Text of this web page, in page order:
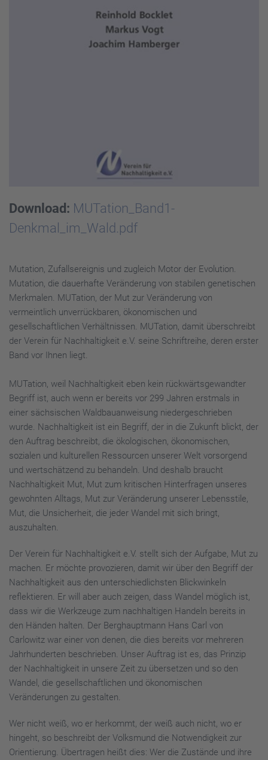
Download: MUTation_Band1-
Denkmal_im_Wald.pdf
Mutation, Zufallsereignis und zugleich Motor der Evolution.
Mutation, die dauerhafte Veränderung von stabilen genetischen
Merkmalen. MUTation, der Mut zur Veränderung von
vermeintlich unverrückbaren, ökonomischen und
gesellschaftlichen Verhältnissen. MUTation, damit überschreibt
der Verein für Nachhaltigkeit e.V. seine Schriftreihe, deren erster
Band vor Ihnen liegt.
MUTation, weil Nachhaltigkeit eben kein rückwärtsgewandter
Begriff ist, auch wenn er bereits vor 299 Jahren erstmals in
einer sächsischen Waldbauanweisung niedergeschrieben
wurde. Nachhaltigkeit ist ein Begriff, der in die Zukunft blickt, der
den Auftrag beschreibt, die ökologischen, ökonomischen,
sozialen und kulturellen Ressourcen unserer Welt vorsorgend
und wertschätzend zu behandeln. Und deshalb braucht
Nachhaltigkeit Mut, Mut zum kritischen Hinterfragen unseres
gewohnten Alltags, Mut zur Veränderung unserer Lebensstile,
Mut, die Unsicherheit, die jeder Wandel mit sich bringt,
auszuhalten.
Der Verein für Nachhaltigkeit e.V. stellt sich der Aufgabe, Mut zu
machen. Er möchte provozieren, damit wir über den Begriff der
Nachhaltigkeit aus den unterschiedlichsten Blickwinkeln
reflektieren. Er will aber auch zeigen, dass Wandel möglich ist,
dass wir die Werkzeuge zum nachhaltigen Handeln bereits in
den Händen halten. Der Berghauptmann Hans Carl von
Carlowitz war einer von denen, die dies bereits vor mehreren
Jahrhunderten beschrieben. Unser Auftrag ist es, das Prinzip
der Nachhaltigkeit in unsere Zeit zu übersetzen und so den
Wandel, die gesellschaftlichen und ökonomischen
Veränderungen zu gestalten.
Wer nicht weiß, wo er herkommt, der weiß auch nicht, wo er
hingeht, so beschreibt der Volksmund die Notwendigkeit zur
Orientierung. Übertragen heißt dies: Wer die Zustände und ihre